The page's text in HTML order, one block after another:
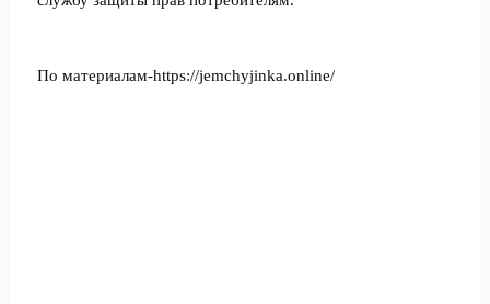
По материалам-https://jemchyjinka.online/